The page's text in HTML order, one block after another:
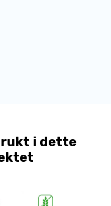
i dette